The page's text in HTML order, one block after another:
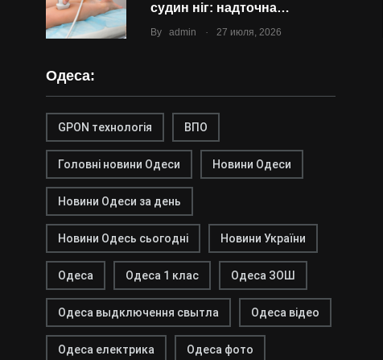
судин ніг: надточна…
By admin . 27 июля, 2026
Одеса:
GPON технологія ВПО
Головні новини Одеси Новини Одеси
Новини Одеси за день
Новини Одесь сьогодні Новини України
Одеса Одеса 1 клас Одеса ЗОШ
Одеса выдключення свытла Одеса відео
Одеса електрика Одеса фото